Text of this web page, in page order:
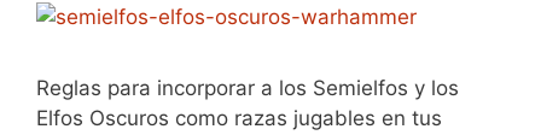
Reglas para incorporar a los Semielfos y los
Elfos Oscuros como razas jugables en tus